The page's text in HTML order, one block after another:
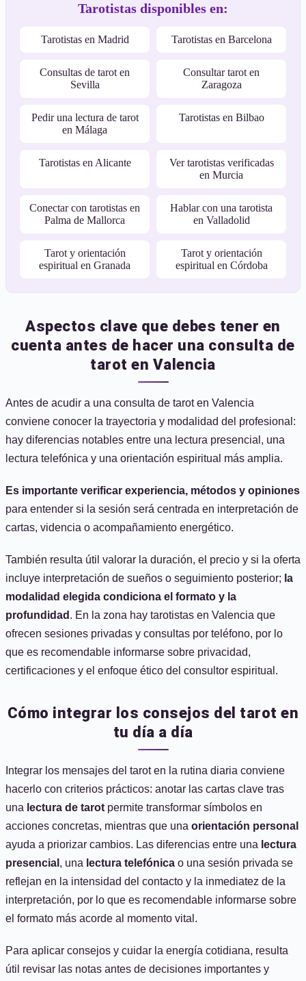
Tarotistas disponibles en:
Tarotistas en Madrid Tarotistas en Barcelona
Consultas de tarot en
Sevilla
Consultar tarot en
Zaragoza
Pedir una lectura de tarot
en Málaga
Tarotistas en Bilbao
Tarotistas en Alicante
Ver tarotistas verificadas
en Murcia
Conectar con tarotistas en
Palma de Mallorca
Hablar con una tarotista
en Valladolid
Tarot y orientación
espiritual en Granada
Tarot y orientación
espiritual en Córdoba
Aspectos clave que debes tener en
cuenta antes de hacer una consulta de
tarot en Valencia
Antes de acudir a una consulta de tarot en Valencia
conviene conocer la trayectoria y modalidad del profesional:
hay diferencias notables entre una lectura presencial, una
lectura telefónica y una orientación espiritual más amplia.
Es importante verificar experiencia, métodos y opiniones
para entender si la sesión será centrada en interpretación de
cartas, videncia o acompañamiento energético.
También resulta útil valorar la duración, el precio y si la oferta
incluye interpretación de sueños o seguimiento posterior; la
modalidad elegida condiciona el formato y la
profundidad . En la zona hay tarotistas en Valencia que
ofrecen sesiones privadas y consultas por teléfono, por lo
que es recomendable informarse sobre privacidad,
certificaciones y el enfoque ético del consultor espiritual.
Cómo integrar los consejos del tarot en
tu día a día
Integrar los mensajes del tarot en la rutina diaria conviene
hacerlo con criterios prácticos: anotar las cartas clave tras
una lectura de tarot permite transformar símbolos en
acciones concretas, mientras que una orientación personal
ayuda a priorizar cambios. Las diferencias entre una lectura
presencial , una lectura telefónica o una sesión privada se
reflejan en la intensidad del contacto y la inmediatez de la
interpretación, por lo que es recomendable informarse sobre
el formato más acorde al momento vital.
Para aplicar consejos y cuidar la energía cotidiana, resulta
útil revisar las notas antes de decisiones importantes y